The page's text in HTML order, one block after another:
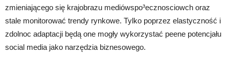
zmieniającego się krajobrazu mediówspo³ecznosciowch oraz
stale monitorować trendy rynkowe. Tylko poprzez elastyczność i
zdolnoc adaptacji będą one mogły wykorzystać peene potencjału
social media jako narzędzia biznesowego.